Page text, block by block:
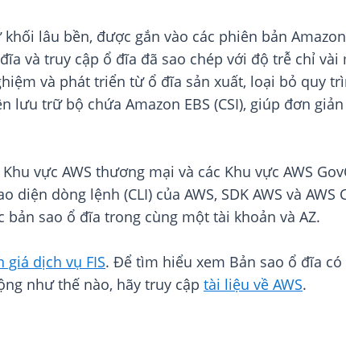
lâu bền, được gắn vào các phiên bản
và truy cập ổ đĩa đã sao chép với độ trễ chỉ
và phát triển từ ổ đĩa sản xuất, loại bỏ quy
trữ bộ chứa Amazon EBS (CSI), giúp đơn
vực AWS thương mại và các Khu vực AWS
dòng lệnh (CLI) của AWS, SDK AWS và
sao ổ đĩa trong cùng một tài khoản và AZ.
giá dịch vụ FIS. Để tìm hiểu xem Bản sao ổ đĩa
như thế nào, hãy truy cập tài liệu về AWS.